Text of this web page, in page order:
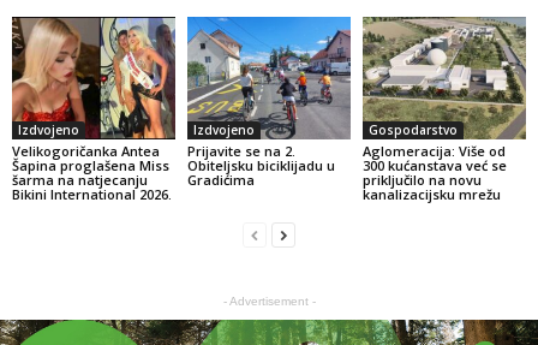
Izdvojeno
Velikogoričanka Antea
Šapina proglašena Miss
šarma na natjecanju
Bikini International 2026.
Izdvojeno
Prijavite se na 2.
Obiteljsku biciklijadu u
Gradićima
Gospodarstvo
Aglomeracija: Više od
300 kućanstava već se
priključilo na novu
kanalizacijsku mrežu
- Advertisement -